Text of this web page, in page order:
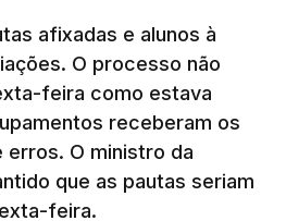
afixadas e alunos à
O processo não
feira como estava
receberam os
O ministro da
que as pautas seriam
feira.